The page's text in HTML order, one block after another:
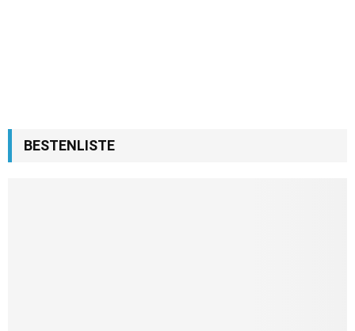
BESTENLISTE